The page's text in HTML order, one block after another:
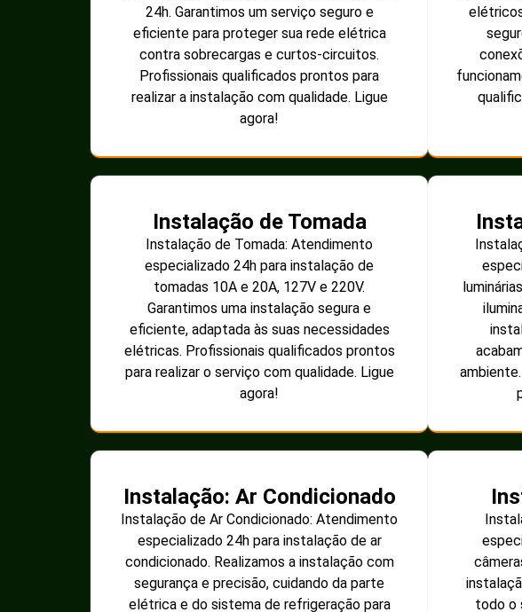
24h. Garantimos um serviço seguro e
eficiente para proteger sua rede elétrica
contra sobrecargas e curtos-circuitos.
Profissionais qualificados prontos para
realizar a instalação com qualidade. Ligue
agora!
Instalação de Tomada
Instalação de Tomada: Atendimento
especializado 24h para instalação de
tomadas 10A e 20A, 127V e 220V.
Garantimos uma instalação segura e
eficiente, adaptada às suas necessidades
elétricas. Profissionais qualificados prontos
para realizar o serviço com qualidade. Ligue
agora!
Instalação: Ar Condicionado
Instalação de Ar Condicionado: Atendimento
especializado 24h para instalação de ar
condicionado. Realizamos a instalação com
segurança e precisão, cuidando da parte
elétrica e do sistema de refrigeração para
todo o